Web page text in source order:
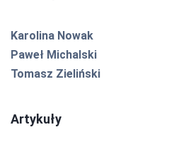
Karolina Nowak
Paweł Michalski
Tomasz Zieliński
Artykuły